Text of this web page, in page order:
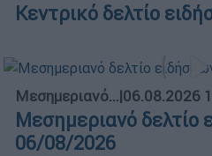
Κεντρικό δελτίο
Μεσημεριανό...|06.08.2026
Μεσημεριανό δελτίο
06/08/2026